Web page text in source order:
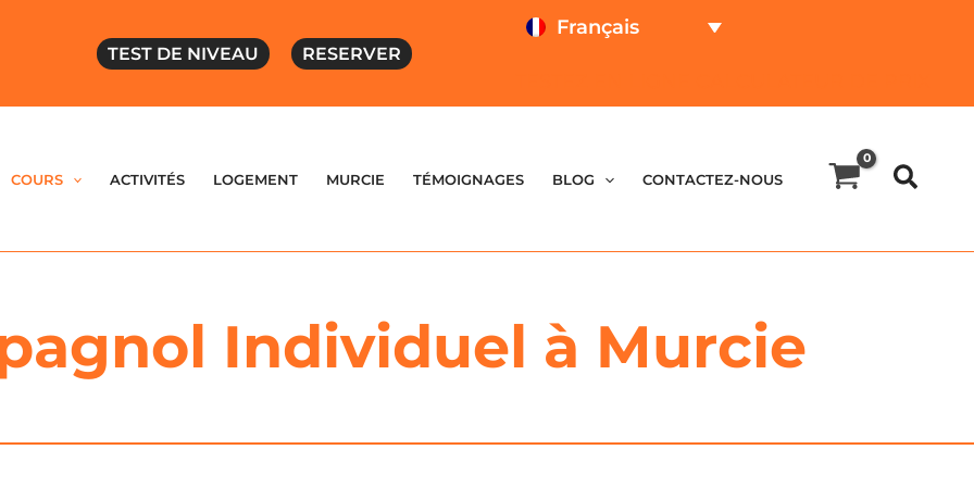
TEST DE NIVEAU RESERVER
Français
COURS ACTIVITÉS LOGEMENT MURCIE TÉMOIGNAGES BLOG CONTACTEZ-NOUS
Individuel à Murcie